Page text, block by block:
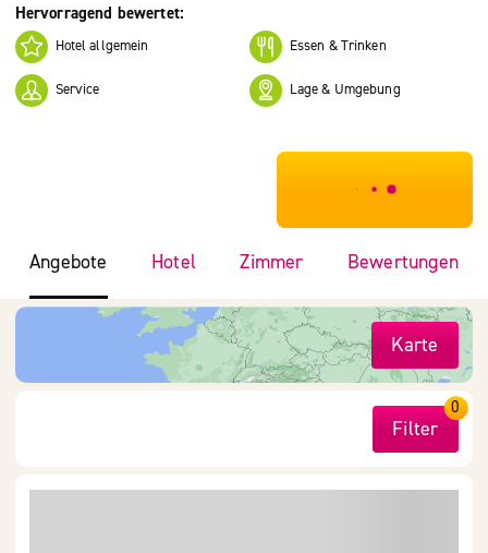
Hervorragend bewertet:
Hotel allgemein Essen & Trinken
Service Lage & Umgebung
***************
Angebote Hotel Zimmer Bewertungen
Karte
Filter
0